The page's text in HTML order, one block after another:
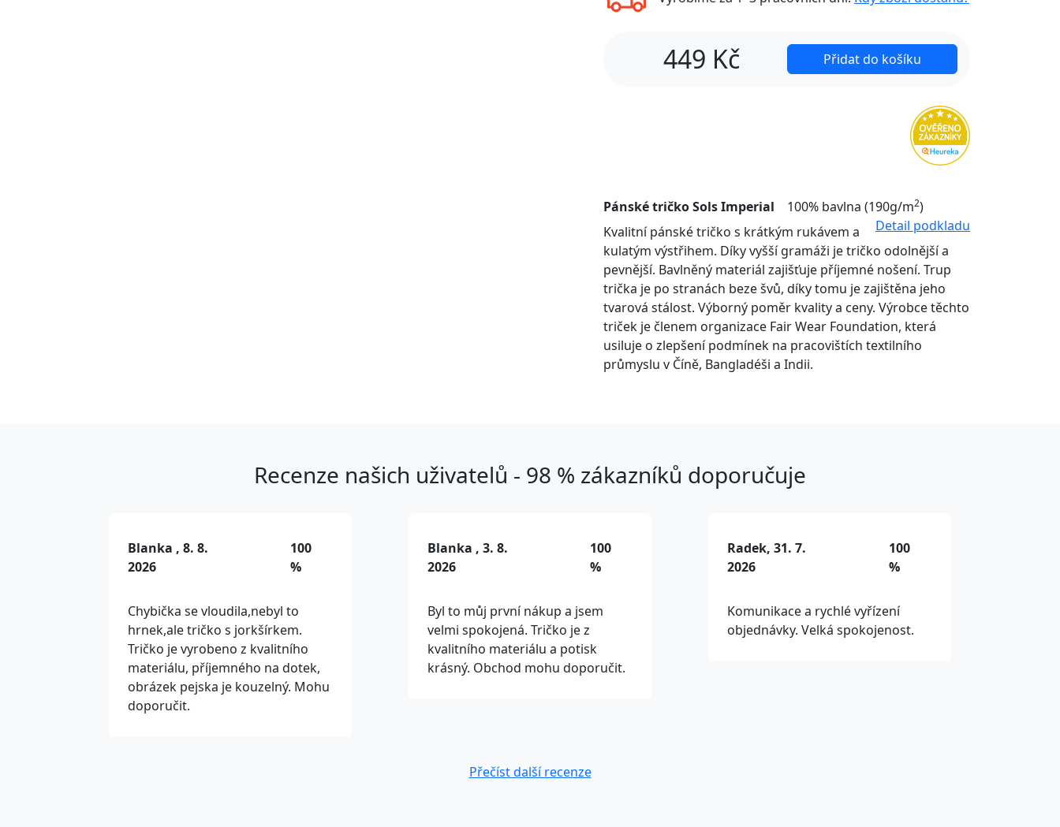
449 Kč Přidat do košíku
Pánské tričko Sols Imperial 100% bavlna (190g/m2)
Detail podkladu
Kvalitní pánské tričko s krátkým rukávem a
kulatým výstřihem. Díky vyšší gramáži je tričko odolnější a
pevnější. Bavlněný materiál zajišťuje příjemné nošení. Trup
trička je po stranách beze švů, díky tomu je zajištěna jeho
tvarová stálost. Výborný poměr kvality a ceny. Výrobce těchto
triček je členem organizace Fair Wear Foundation, která
usiluje o zlepšení podmínek na pracovištích textilního
průmyslu v Číně, Bangladéši a Indii.
Recenze našich uživatelů - 98 % zákazníků doporučuje
Blanka , 8. 8.
2026
100
%
Chybička se vloudila,nebyl to
hrnek,ale tričko s jorkšírkem.
Tričko je vyrobeno z kvalitního
materiálu, příjemného na dotek,
obrázek pejska je kouzelný. Mohu
doporučit.
Blanka , 3. 8.
2026
100
%
Byl to můj první nákup a jsem
velmi spokojená. Tričko je z
kvalitního materiálu a potisk
krásný. Obchod mohu doporučit.
Radek, 31. 7.
2026
100
%
Komunikace a rychlé vyřízení
objednávky. Velká spokojenost.
Přečíst další recenze